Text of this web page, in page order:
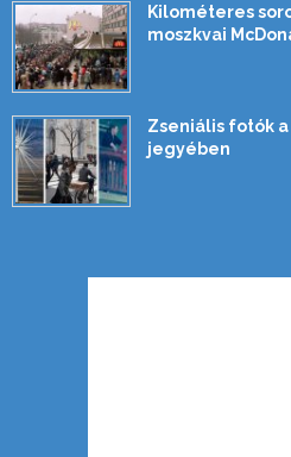
Kilométeres
moszkvai
Zseniális fotók
jegyében